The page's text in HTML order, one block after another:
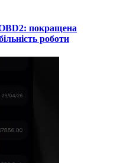
покращена
роботи